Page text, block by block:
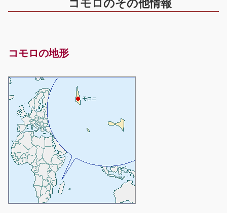
コモロのその他情報
コモロの地形